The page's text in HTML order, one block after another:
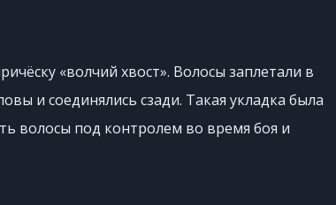
«волчий хвост». Волосы заплетали в
и соединялись сзади. Такая укладка была
волосы под контролем во время боя и